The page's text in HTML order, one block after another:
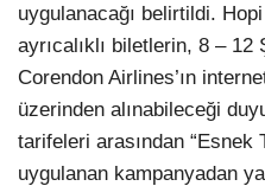
uygulanacağı belirtildi.
ayrıcalıklı biletlerin, 8 –
Corendon Airlines’ın
üzerinden alınabileceği
tarifeleri arasından “Esnek
uygulanan kampanyadan